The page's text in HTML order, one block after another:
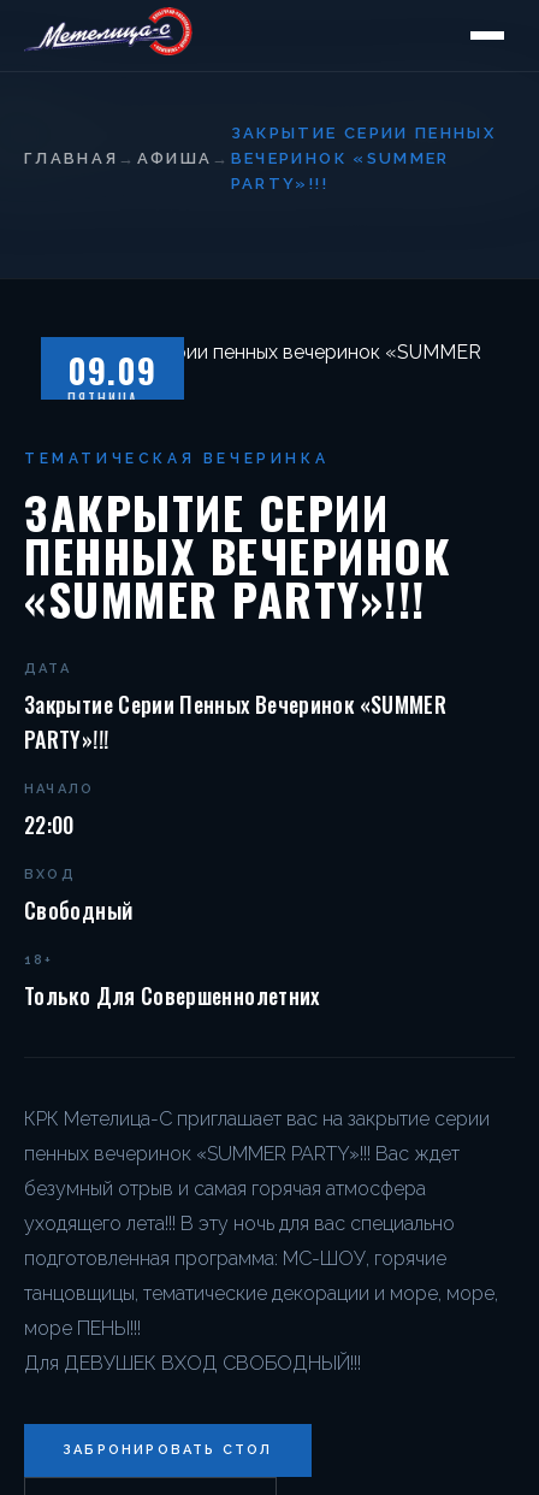
ГЛАВНАЯ → АФИША →
ЗАКРЫТИЕ СЕРИИ ПЕННЫХ
ВЕЧЕРИНОК «SUMMER
PARTY»!!!
09.09
ПЯТНИЦА
ТЕМАТИЧЕСКАЯ ВЕЧЕРИНКА
ЗАКРЫТИЕ СЕРИИ
ПЕННЫХ ВЕЧЕРИНОК
«SUMMER PARTY»!!!
ДАТА
Закрытие Серии Пенных Вечеринок «SUMMER
PARTY»!!!
НАЧАЛО
22:00
ВХОД
Свободный
18+
Только Для Совершеннолетних
КРК Метелица-С приглашает вас на закрытие серии
пенных вечеринок «SUMMER PARTY»!!! Вас ждет
безумный отрыв и самая горячая атмосфера
уходящего лета!!! В эту ночь для вас специально
подготовленная программа: МС-ШОУ, горячие
танцовщицы, тематические декорации и море, море,
море ПЕНЫ!!!
Для ДЕВУШЕК ВХОД СВОБОДНЫЙ!!!
ЗАБРОНИРОВАТЬ СТОЛ